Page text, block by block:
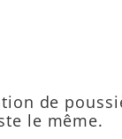
de
le même.